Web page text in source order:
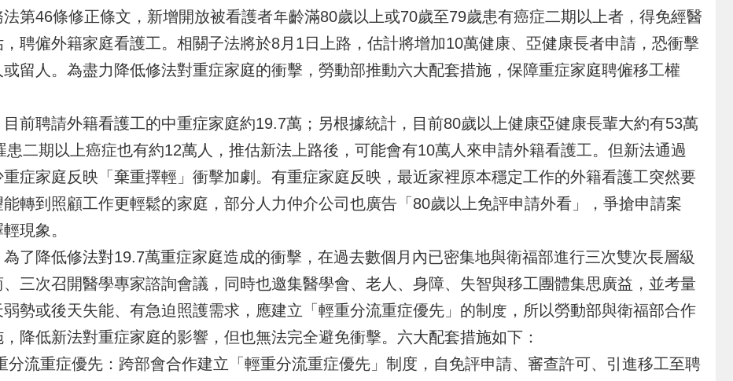
46條修正條文，新增開放被看護者年齡滿80歲以上或70歲至79歲患有癌症二期以上者，得免經醫
聘僱外籍家庭看護工。相關子法將於8月1日上路，估計將增加10萬健康、亞健康長者申請，恐衝擊
留人。為盡力降低修法對重症家庭的衝擊，勞動部推動六大配套措施，保障重症家庭聘僱移工權
聘請外籍看護工的中重症家庭約19.7萬；另根據統計，目前80歲以上健康亞健康長輩大約有53萬
患二期以上癌症也有約12萬人，推估新法上路後，可能會有10萬人來申請外籍看護工。但新法通過
症家庭反映「棄重擇輕」衝擊加劇。有重症家庭反映，最近家裡原本穩定工作的外籍看護工突然要
轉到照顧工作更輕鬆的家庭，部分人力仲介公司也廣告「80歲以上免評申請外看」，爭搶申請案
現象。
降低修法對19.7萬重症家庭造成的衝擊，在過去數個月內已密集地與衛福部進行三次雙次長層級
三次召開醫學專家諮詢會議，同時也邀集醫學會、老人、身障、失智與移工團體集思廣益，並考量
勢或後天失能、有急迫照護需求，應建立「輕重分流重症優先」的制度，所以勞動部與衛福部合作
降低新法對重症家庭的影響，但也無法完全避免衝擊。六大配套措施如下：
重症優先：跨部會合作建立「輕重分流重症優先」制度，自免評申請、審查許可、引進移工至聘